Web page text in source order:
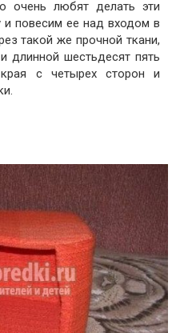
очень любят делать эти
повесим ее над входом в
такой же прочной ткани,
длинной шестьдесят пять
с четырех сторон и